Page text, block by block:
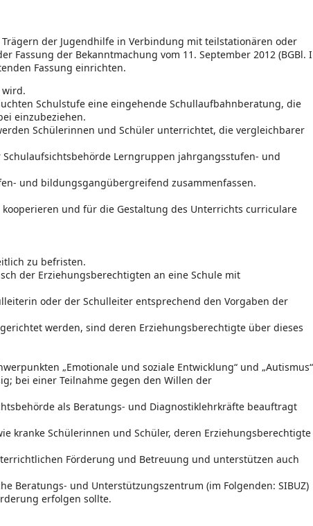
der Jugendhilfe in Verbindung mit teilstationären oder
Fassung der Bekanntmachung vom 11. September 2012 (BGBl. I
Fassung einrichten.
Schulstufe eine eingehende Schullaufbahnberatung, die
einzubeziehen.
Schülerinnen und Schüler unterrichtet, die vergleichbarer
Lerngruppen jahrgangsstufen- und
und bildungsgangübergreifend zusammenfassen.
und für die Gestaltung des Unterrichts curriculare
zu befristen.
der Erziehungsberechtigten an eine Schule mit
oder der Schulleiter entsprechend den Vorgaben der
werden, sind deren Erziehungsberechtigte über dieses
„Emotionale und soziale Entwicklung“ und „Autismus“
bei einer Teilnahme gegen den Willen der
als Beratungs- und Diagnostiklehrkräfte beauftragt
kranke Schülerinnen und Schüler, deren Erziehungsberechtigte
Förderung und Betreuung und unterstützen auch
Beratungs- und Unterstützungszentrum (im Folgenden: SIBUZ)
erfolgen sollte.